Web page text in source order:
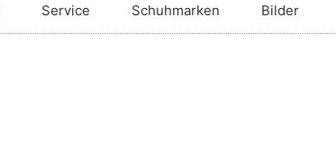
Service Schuhmarken Bilder